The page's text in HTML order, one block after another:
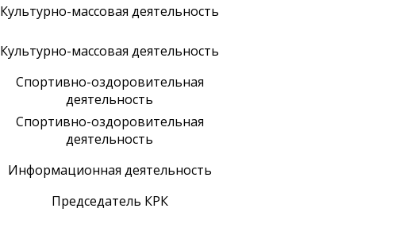
Культурно-массовая деятельность
Культурно-массовая деятельность
Спортивно-оздоровительная
деятельность
Спортивно-оздоровительная
деятельность
Информационная деятельность
Председатель КРК